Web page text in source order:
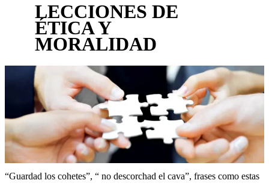
LECCIONES DE
ÉTICA Y
MORALIDAD
“Guardad los cohetes”, “ no descorchad el cava”, frases como estas